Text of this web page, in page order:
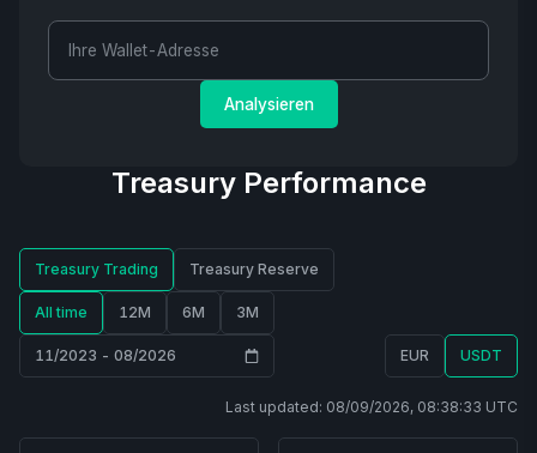
Analysieren
Treasury Performance
Treasury Trading Treasury Reserve
All time 12M 6M 3M
11/2023 - 08/2026 EUR USDT
Last updated: 08/09/2026, 08:38:33 UTC